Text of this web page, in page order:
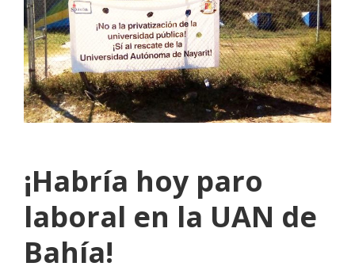
¡Habría hoy paro
laboral en la UAN de
Bahía!